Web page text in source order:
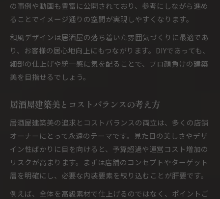
の事例や動画も豊富に公開されており、参考にしながら進め
ることでイメージ通りの空間が実現しやすくなります。
和風デザインは居酒屋の落ち着いた雰囲気づくりに最適であ
り、お客様の居心地向上にもつながります。DIYであっても、
細部の仕上げや統一感に気を配ることで、プロ顔負けの建築
美を目指せるでしょう。
居酒屋建築美とコストバランスの考え方
居酒屋建築美の追求とコストバランスの両立は、多くの店舗
オーナーにとって永遠のテーマです。見た目の美しさやデザ
イン性ばかりに目を向けると、予算超過や運営コスト増加の
リスクが高まります。まずは店舗のコンセプトやターゲット
層を明確にし、必要な内装要素を絞り込むことが肝要です。
例えば、全体を高級素材で仕上げるのではなく、ポイントご